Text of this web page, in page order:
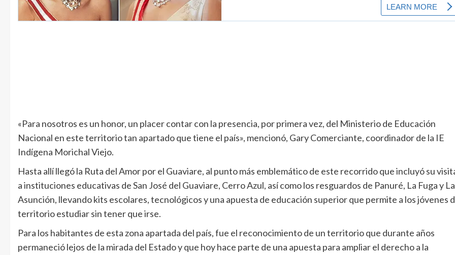
«Para nosotros es un honor, un placer contar con la presencia, por primera vez, del Ministerio de Educación
Nacional en este territorio tan apartado que tiene el país», mencionó, Gary Comerciante, coordinador de la IE
Indígena Morichal Viejo.
Hasta allí llegó la Ruta del Amor por el Guaviare, al punto más emblemático de este recorrido que incluyó su
a instituciones educativas de San José del Guaviare, Cerro Azul, así como los resguardos de Panuré, La Fuga y La
Asunción, llevando kits escolares, tecnológicos y una apuesta de educación superior que permite a los jóvenes
territorio estudiar sin tener que irse.
Para los habitantes de esta zona apartada del país, fue el reconocimiento de un territorio que durante años
permaneció lejos de la mirada del Estado y que hoy hace parte de una apuesta para ampliar el derecho a la